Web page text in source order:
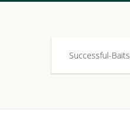
Successful-Baits